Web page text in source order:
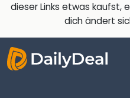
dieser Links etwas kaufst,
dich ändert